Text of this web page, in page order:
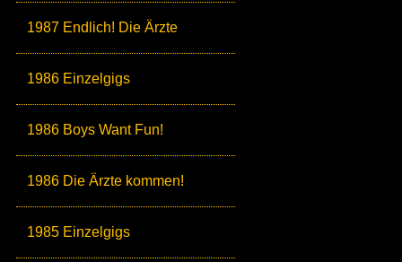
1987 Endlich! Die Ärzte
1986 Einzelgigs
1986 Boys Want Fun!
1986 Die Ärzte kommen!
1985 Einzelgigs